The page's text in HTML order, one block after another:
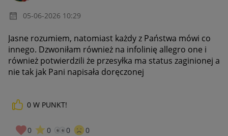
‎05-06-2026 10:29
Jasne rozumiem, natomiast każdy z Państwa mówi co
innego. Dzwoniłam również na infolinię allegro one i
również potwierdzili że przesyłka ma status zaginionej a
nie tak jak Pani napisała doręczonej
0 W PUNKT!
0 0 0 0